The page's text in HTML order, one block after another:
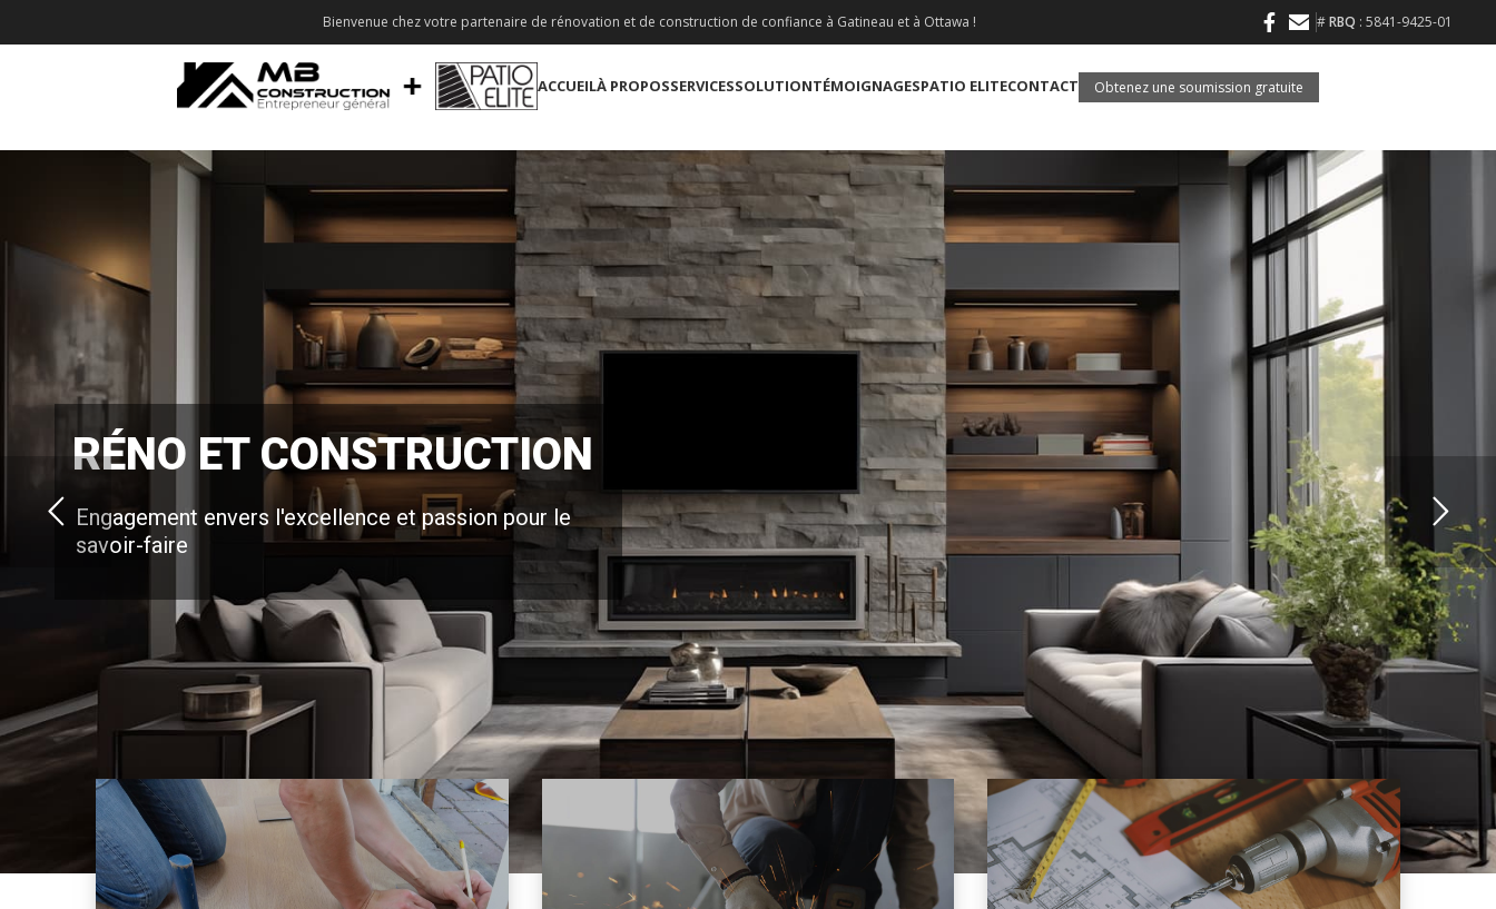
Bienvenue chez votre partenaire de rénovation et de construction de confiance à Gatineau et à Ottawa ! #RBQ : 5841-9425-01
ACCUEILÀ PROPOSSERVICESSOLUTIONTÉMOIGNAGESPATIO ELITECONTACT Obtenez une soumission gratuite
Engagement envers l'excellence et passion pour le
savoir-faire
RÉNO ET CONSTRUCTION